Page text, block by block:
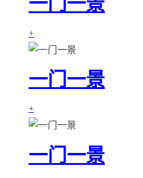
+
一门一景
+
一门一景